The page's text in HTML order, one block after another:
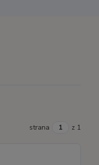
strana z 1